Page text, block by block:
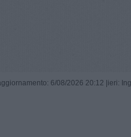
6/08/2026 20:12 | ieri: